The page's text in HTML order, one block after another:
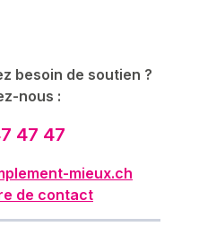
besoin de soutien ?
nous :
47 47
mieux.ch
de contact